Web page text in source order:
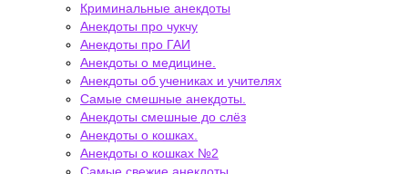
Криминальные анекдоты
Анекдоты про чукчу
Анекдоты про ГАИ
Анекдоты о медицине.
Анекдоты об учениках и учителях
Самые смешные анекдоты.
Анекдоты смешные до слёз
Анекдоты о кошках.
Анекдоты о кошках №2